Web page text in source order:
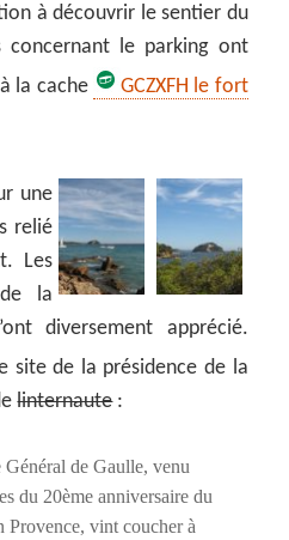
à découvrir le sentier du
concernant le parking ont
la cache
GCZXFH le fort
une
relié
Les
la
diversement apprécié.
site de la présidence de la
linternaute:
de Gaulle, venu
du 20ème anniversaire du
Provence, vint coucher à